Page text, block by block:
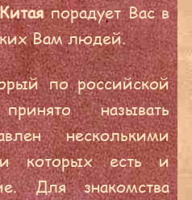
порадует Вас в
Вам людей.
по российской
называть
несколькими
которых есть и
Для знакомства